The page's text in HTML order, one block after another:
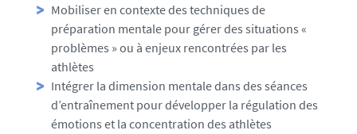
Mobiliser en contexte des techniques de
préparation mentale pour gérer des situations «
problèmes » ou à enjeux rencontrées par les
athlètes
Intégrer la dimension mentale dans des séances
d’entraînement pour développer la régulation des
émotions et la concentration des athlètes